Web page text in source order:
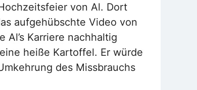
von Al. Dort
aufgehübschte Video von
Karriere nachhaltig
heiße Kartoffel. Er würde
des Missbrauchs